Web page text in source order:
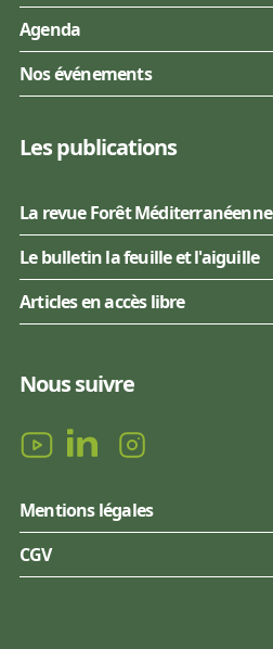
Agenda
Nos événements
Les publications
La revue Forêt Méditerranéenne
Le bulletin la feuille et l'aiguille
Articles en accès libre
Nous suivre
Mentions légales
CGV